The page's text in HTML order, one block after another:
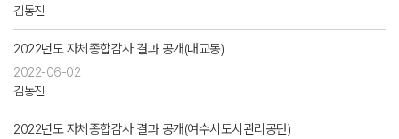
김동진
2022년도 자체종합감사 결과 공개(대교동)
2022-06-02
김동진
2022년도 자체종합감사 결과 공개(여수시도시관리공단)